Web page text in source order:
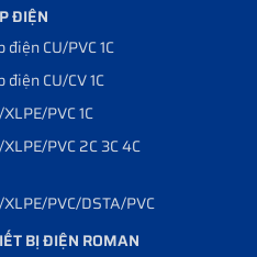
ĐIỆN
điện CU/PVC 1C
điện CU/CV 1C
PVC 1C
XLPE/PVC 2C 3C 4C
XLPE/PVC/DSTA/PVC
BỊ ĐIỆN ROMAN